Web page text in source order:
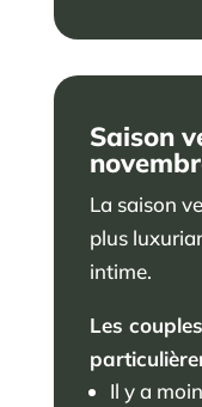
Saison
La saison
plus
intime.
Les
Il y a